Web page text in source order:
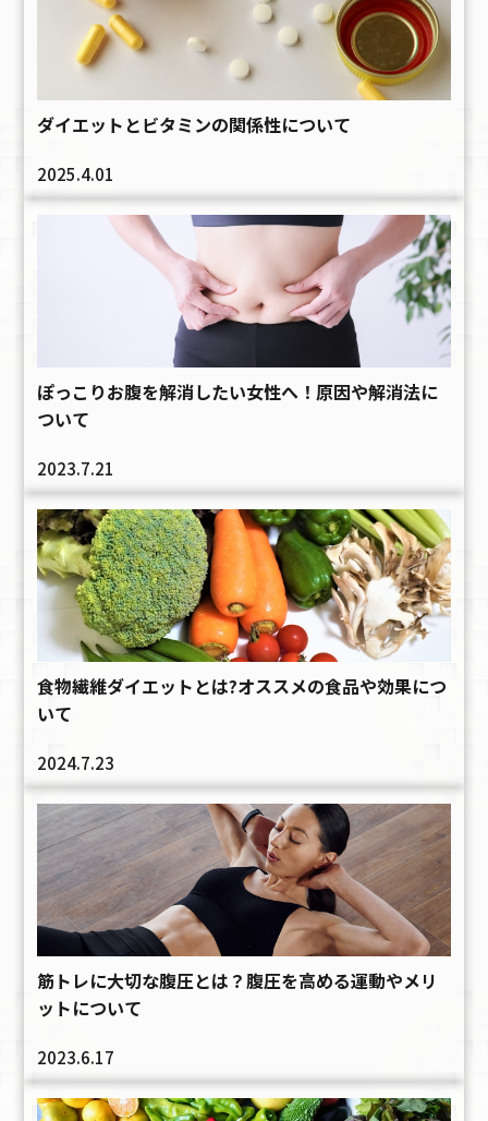
ダイエットとビタミンの関係性について
2025.4.01
ぽっこりお腹を解消したい女性へ！原因や解消法に
ついて
2023.7.21
食物繊維ダイエットとは?オススメの食品や効果につ
いて
2024.7.23
筋トレに大切な腹圧とは？腹圧を高める運動やメリ
ットについて
2023.6.17